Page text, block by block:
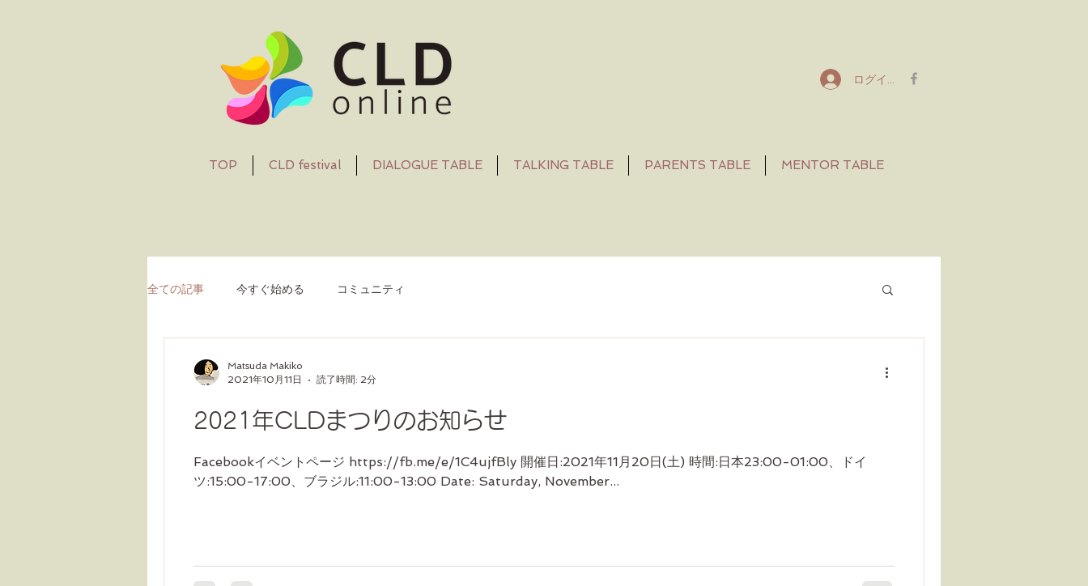
ログイン
TOP CLD festival DIALOGUE TABLE TALKING TABLE PARENTS TABLE MENTOR TABLE
全ての記事 今すぐ始める コミュニティ
2021年CLDまつりのお知らせ
Facebookイベントページ https://fb.me/e/1C4ujfBly 開催日:2021年11月20日(土) 時間:日本23:00-01:00、ドイ
ツ:15:00-17:00、ブラジル:11:00-13:00 Date: Saturday, November...
Matsuda Makiko
2021年10月11日
読了時間: 2分